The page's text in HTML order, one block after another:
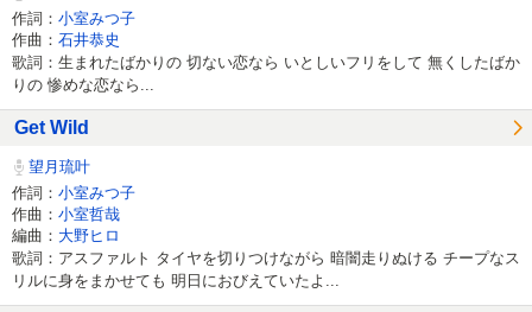
作詞： 小室みつ子
作曲： 石井恭史
歌詞：生まれたばかりの 切ない恋なら いとしいフリをして 無くしたばか
りの 惨めな恋なら...
Get Wild
望月琉叶
作詞： 小室みつ子
作曲： 小室哲哉
編曲： 大野ヒロ
歌詞：アスファルト タイヤを切りつけながら 暗闇走りぬける チープなス
リルに身をまかせても 明日におびえていたよ...